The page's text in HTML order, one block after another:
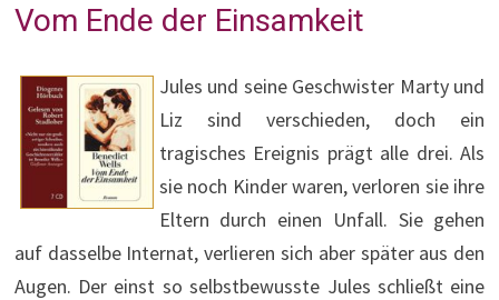
Vom Ende der Einsamkeit
Jules und seine Geschwister Marty und
Liz sind verschieden, doch ein
tragisches Ereignis prägt alle drei. Als
sie noch Kinder waren, verloren sie ihre
Eltern durch einen Unfall. Sie gehen
auf dasselbe Internat, verlieren sich aber später aus den
Augen. Der einst so selbstbewusste Jules schließt eine